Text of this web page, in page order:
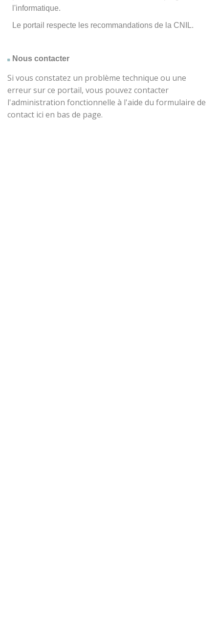
l'informatique.
Le portail respecte les recommandations de la CNIL.
Nous contacter
Si vous constatez un problème technique ou une
erreur sur ce portail, vous pouvez contacter
l'administration fonctionnelle à l'aide du formulaire de
contact ici en bas de page.